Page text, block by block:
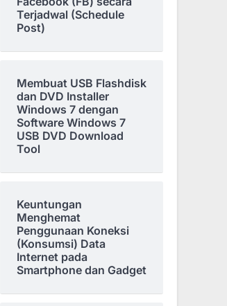
Terjadwal (Schedule
Post)
Membuat USB Flashdisk
dan DVD Installer
Windows 7 dengan
Software Windows 7
USB DVD Download
Tool
Keuntungan
Menghemat
Penggunaan Koneksi
(Konsumsi) Data
Internet pada
Smartphone dan Gadget